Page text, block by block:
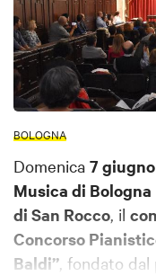
BOLOGNA
Domenica 7 giugno
Musica di Bologna
di San Rocco, il
Concorso
Baldi”, fondato dal